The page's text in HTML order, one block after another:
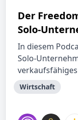
Der
Solo-
In diesem
Solo-
verkaufsfähiges
Wirtschaft